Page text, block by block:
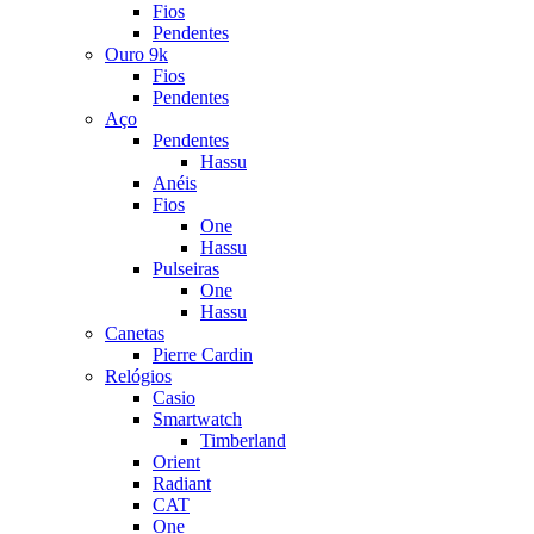
Fios
Pendentes
Ouro 9k
Fios
Pendentes
Aço
Pendentes
Hassu
Anéis
Fios
One
Hassu
Pulseiras
One
Hassu
Canetas
Pierre Cardin
Relógios
Casio
Smartwatch
Timberland
Orient
Radiant
CAT
One